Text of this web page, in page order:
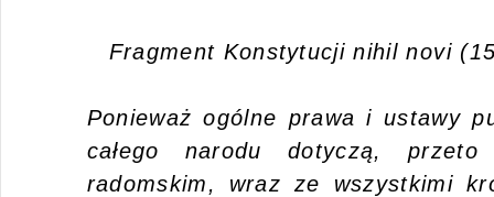
Fragment Konstytucji nihil novi
Ponieważ ogólne prawa i ustawy
całego narodu dotyczą,
radomskim, wraz ze wszystkimi